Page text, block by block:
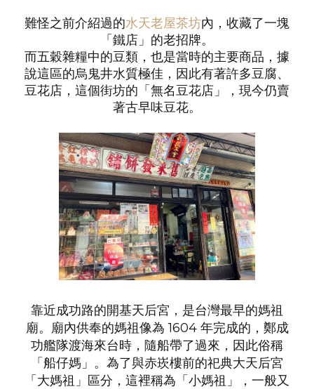
難怪之前介紹過的水天老屋茶坊內，收藏了一塊
「鐵店」的老招牌。
而五穀雜糧中的豆類，也是當時的主要商品，據
說這區的烏鬼井水質極佳，因此有著許多豆腐、
豆花店，這個街坊的「無名豆花店」，現今仍賣
著古早味豆花。
靠近成功路的開基天后宮，是台灣最早的媽祖
廟。廟內供奉的媽祖像為 1604 年完成的，鄭成
功艦隊渡海來台時，隨船帶了過來，因此俗稱
「船仔媽」。為了與赤崁樓前的祀典大天后宮
「大媽祖」區分，這裡稱為「小媽祖」，一般又